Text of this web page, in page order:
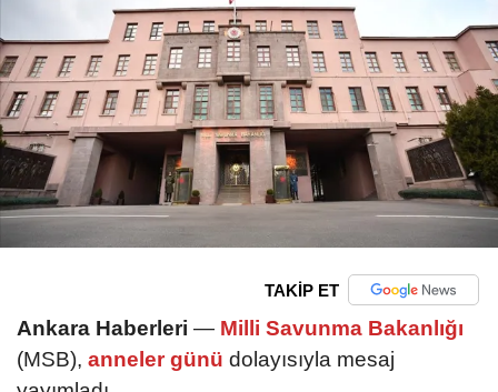
TAKİP ET
Ankara Haberleri — Milli Savunma Bakanlığı
(MSB), anneler günü dolayısıyla mesaj